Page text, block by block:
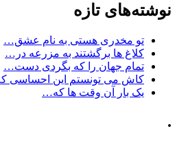
نوشته‌های تازه
تو مخدری هستی به نام عشق…
کلاغ ها برگشتند به مزرعه در…
تمام جهان را که بگردی دست…
کاش می تونستم این احساسی
یک بار آن وقت ها که…
.